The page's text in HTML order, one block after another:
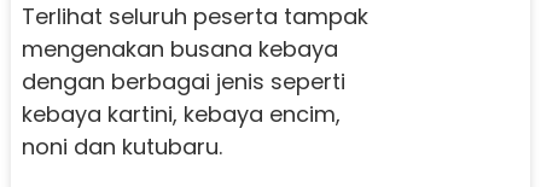
Terlihat seluruh peserta tampak
mengenakan busana kebaya
dengan berbagai jenis seperti
kebaya kartini, kebaya encim,
noni dan kutubaru.